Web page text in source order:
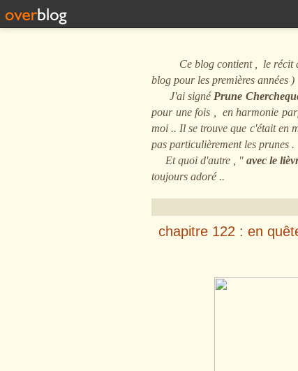
Ce blog contient , le récit de
blog pour les premières années )
J'ai signé Prune
pour une fois , en harmonie
moi .. Il se trouve que c'était en
pas particulièrement les prunes .
Et quoi d'autre , " avec le
toujours adoré ..
chapitre 122 : en